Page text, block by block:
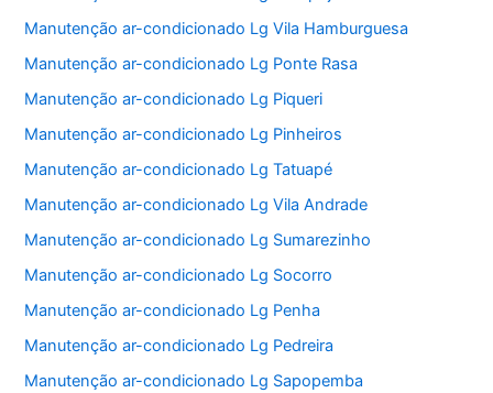
Manutenção ar-condicionado Lg Vila Hamburguesa
Manutenção ar-condicionado Lg Ponte Rasa
Manutenção ar-condicionado Lg Piqueri
Manutenção ar-condicionado Lg Pinheiros
Manutenção ar-condicionado Lg Tatuapé
Manutenção ar-condicionado Lg Vila Andrade
Manutenção ar-condicionado Lg Sumarezinho
Manutenção ar-condicionado Lg Socorro
Manutenção ar-condicionado Lg Penha
Manutenção ar-condicionado Lg Pedreira
Manutenção ar-condicionado Lg Sapopemba